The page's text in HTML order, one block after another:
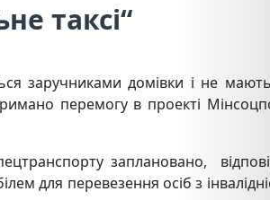
таксі“
заручниками домівки і не
перемогу в проекті
заплановано,
для перевезення осіб з